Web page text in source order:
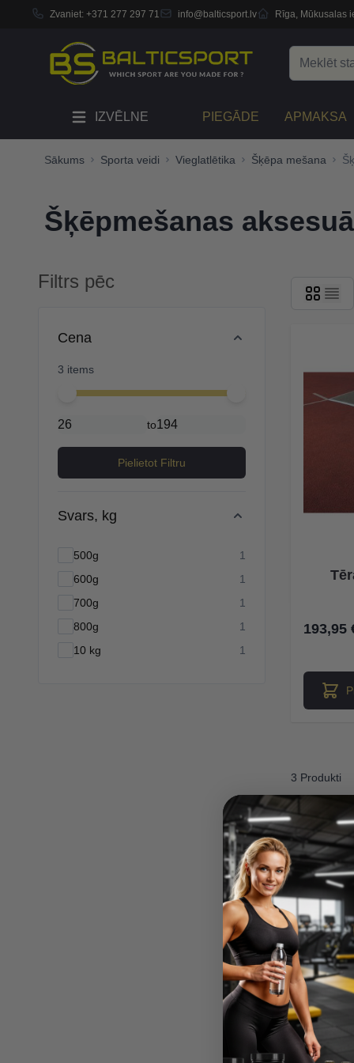
Zvaniet: +371 277 297 71 info@balticsport.lv Rīga, Mūkusalas
IZVĒLNE PIEGĀDE APMAKSA
Sākums Sporta veidi Vieglatlētika Šķēpa mešana
Šķēpmešanas
Filtrs pēc
Cena
3 items
Minimal price
Maximum price
to
Pielietot Filtru
Svars, kg
500g 1
600g
1
products available
700g
1
800g
1
products available
10 kg
1
193,95
3 Produkti
Madara M. Verified Buyer
Noderīgs pirkums
Ļoti liela izmēra. Noder gan kā
citiem projektiem (karstā laikā